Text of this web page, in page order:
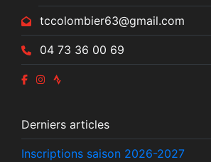
tccolombier63@gmail.com
04 73 36 00 69
Derniers articles
Inscriptions saison 2026-2027